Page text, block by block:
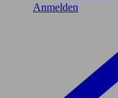
Anmelden